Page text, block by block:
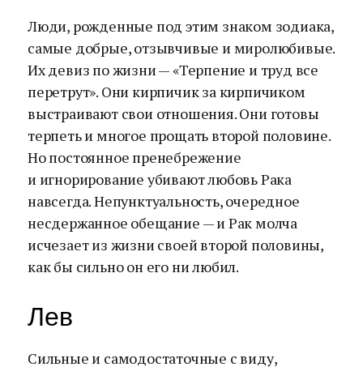
Люди, рожденные под этим знаком зодиака,
самые добрые, отзывчивые и миролюбивые.
Их девиз по жизни — «Терпение и труд все
перетрут». Они кирпичик за кирпичиком
выстраивают свои отношения. Они готовы
терпеть и многое прощать второй половине.
Но постоянное пренебрежение
и игнорирование убивают любовь Рака
навсегда. Непунктуальность, очередное
несдержанное обещание — и Рак молча
исчезает из жизни своей второй половины,
как бы сильно он его ни любил.
Лев
Сильные и самодостаточные с виду,